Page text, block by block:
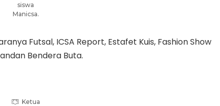
siswa
Manicsa.
Futsal, ICSA Report, Estafet Kuis, Fashion Show
Bendera Buta.
Ketua